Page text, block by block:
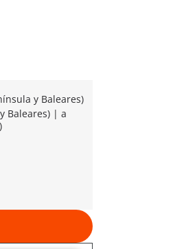
y Baleares)
Baleares) | a